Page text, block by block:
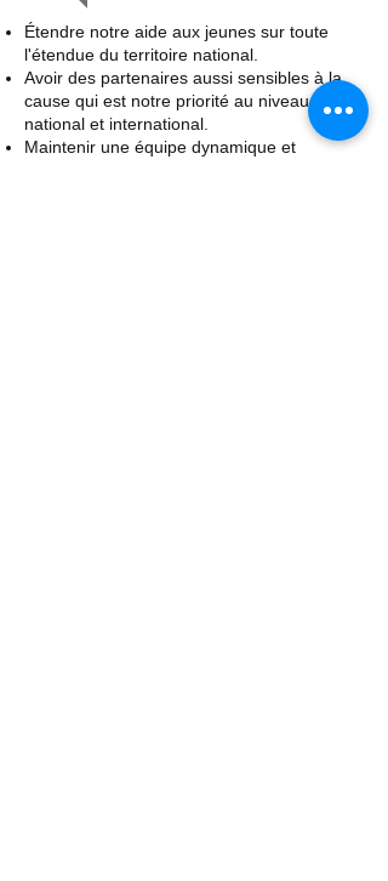
Étendre notre aide aux jeunes sur toute
l'étendue du territoire national.
Avoir des partenaires aussi sensibles à la
cause qui est notre priorité au niveau
national et international.
Maintenir une équipe dynamique et